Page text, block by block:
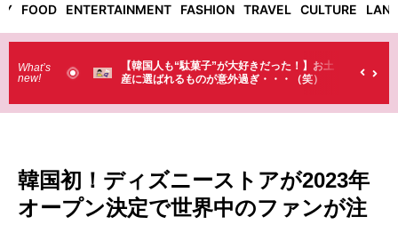
FOOD ENTERTAINMENT FASHION TRAVEL CULTURE
What’s
new!
た！】お土
・（笑）
【そんなものまで買っていくの？】日本のド
ラストで韓国人が買うものがちょっと…
韓国初！ディズニーストアが2023年
オープン決定で世界中のファンが注